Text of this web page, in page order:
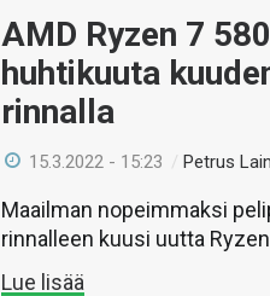
AMD Ryzen 7
huhtikuuta
rinnalla
15.3.2022 - 15:23 /Petrus
Maailman nopeimmaksi
rinnalleen kuusi uutta
Lue lisää